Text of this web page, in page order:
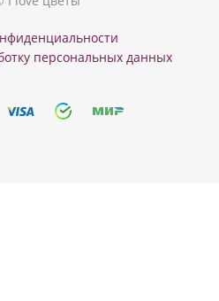
персональных данных